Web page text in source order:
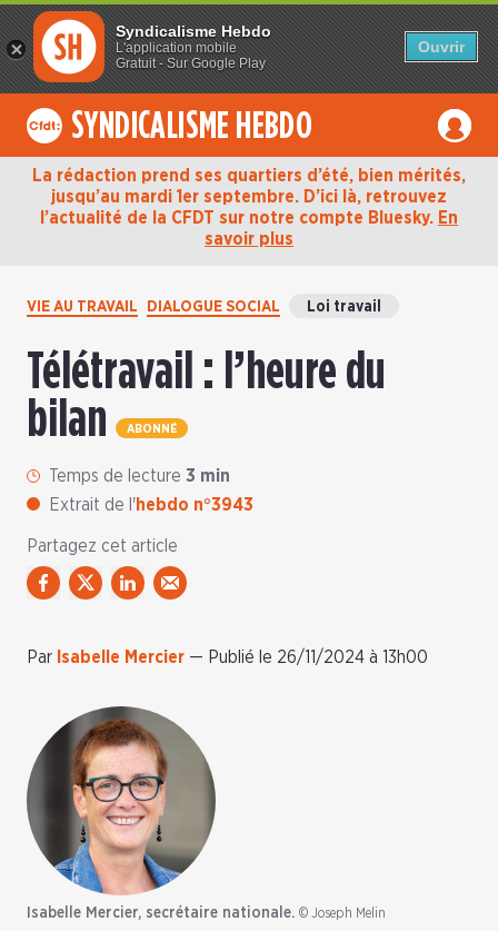
Syndicalisme Hebdo
L'application mobile
Gratuit - Sur Google Play
Ouvrir
La rédaction prend ses quartiers d’été, bien mérités,
jusqu’au mardi 1er septembre. D’ici là, retrouvez
l’actualité de la CFDT sur notre compte Bluesky. En
savoir plus
SYNDICALISME HEBDO
VIE AU TRAVAIL DIALOGUE SOCIAL Loi travail
Télétravail : l’heure du
bilan
ABONNÉ
Temps de lecture 3 min
Extrait de l'hebdo n°3943
Partagez cet article
Par Isabelle Mercier — Publié le 26/11/2024 à 13h00
Isabelle Mercier, secrétaire nationale. © Joseph Melin